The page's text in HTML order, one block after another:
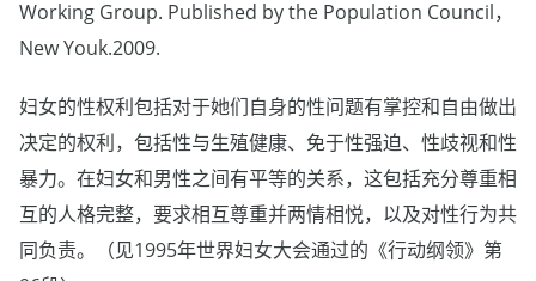
Working Group. Published by the Population Council，
New Youk.2009.
妇女的性权利包括对于她们自身的性问题有掌控和自由做出
决定的权利，包括性与生殖健康、免于性强迫、性歧视和性
暴力。在妇女和男性之间有平等的关系，这包括充分尊重相
互的人格完整，要求相互尊重并两情相悦，以及对性行为共
同负责。（见1995年世界妇女大会通过的《行动纲领》第